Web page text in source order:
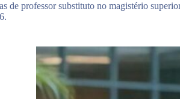
de professor substituto no magistério